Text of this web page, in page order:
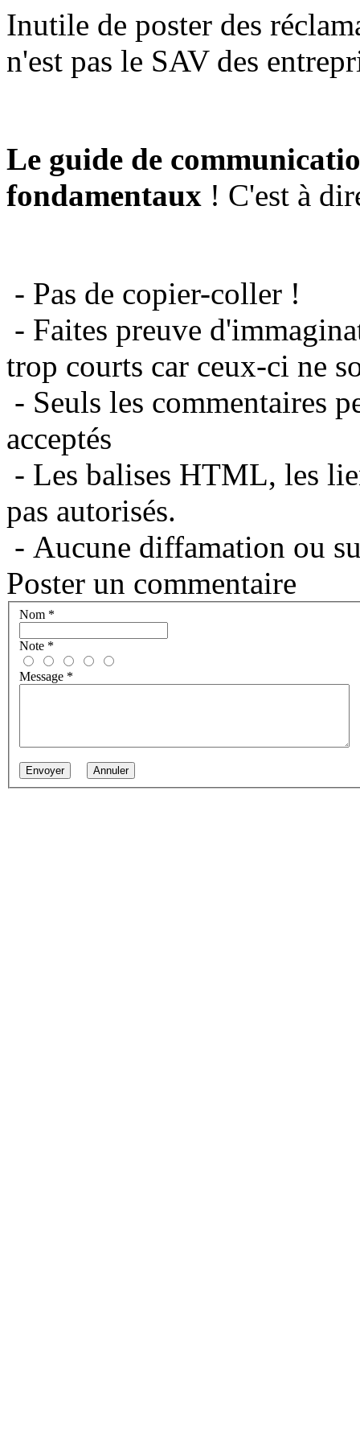
Inutile de poster des
n'est pas le SAV des
Le guide de
fondamentaux ! C'est à
- Pas de copier-coller !
- Faites preuve
trop courts car ceux-ci ne
- Seuls les commentaires
acceptés
- Les balises HTML, les
pas autorisés.
- Aucune diffamation ou
Poster un commentaire
Nom *
Note *
Message *